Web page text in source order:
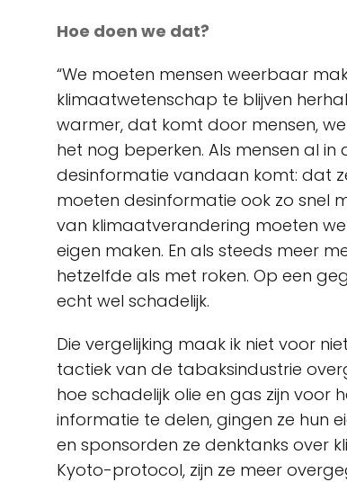
Hoe doen we dat?
“We moeten mensen weerbaar
klimaatwetenschap te blijven
warmer, dat komt door mensen,
het nog beperken. Als mensen al in
desinformatie vandaan komt: dat
moeten desinformatie ook zo snel
van klimaatverandering moeten
eigen maken. En als steeds meer
hetzelfde als met roken. Op een
echt wel schadelijk.
Die vergelijking maak ik niet voor
tactiek van de tabaksindustrie
hoe schadelijk olie en gas zijn voor
informatie te delen, gingen ze hun
en sponsorden ze denktanks over
Kyoto-protocol, zijn ze meer